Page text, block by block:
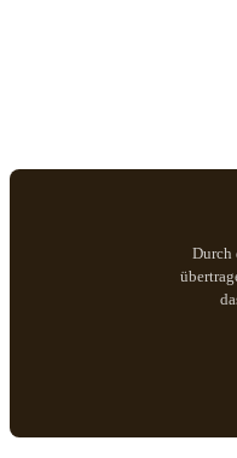
Durch